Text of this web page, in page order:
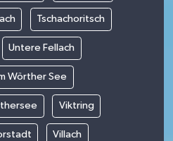
Tschachoritsch
Untere Fellach
Wörther See
Viktring
Villach